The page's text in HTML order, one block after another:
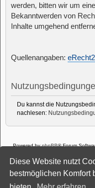
Diese Website nutzt
bestmöglichen Komfort
werden, bitten wir um
Bekanntwerden von
Inhalte umgehend
Quellenangaben:
Du kannst die
nachlesen:
Powered byphpBB® Forum
Style: Black-Silver-Split by